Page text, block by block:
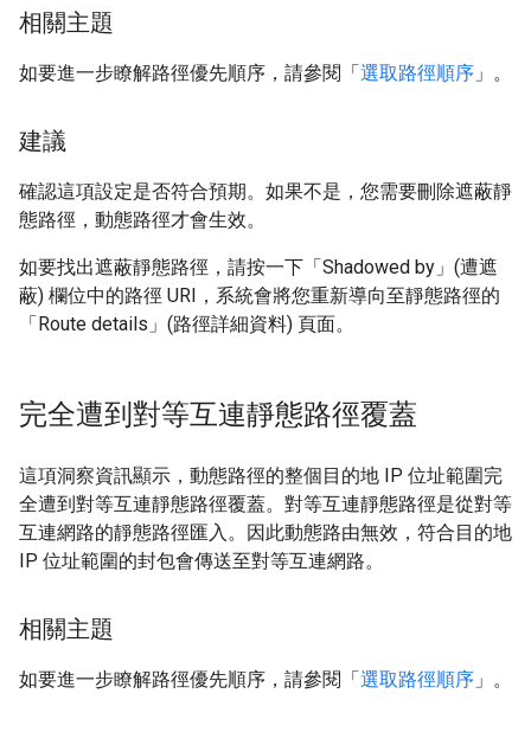
相關主題
如要進一步瞭解路徑優先順序，請參閱「選取路徑順序 」。
建議
確認這項設定是否符合預期。如果不是，您需要刪除遮蔽靜
態路徑，動態路徑才會生效。
如要找出遮蔽靜態路徑，請按一下「Shadowed by」(遭遮
蔽) 欄位中的路徑 URI，系統會將您重新導向至靜態路徑的
「Route details」(路徑詳細資料) 頁面。
完全遭到對等互連靜態路徑覆蓋
這項洞察資訊顯示，動態路徑的整個目的地 IP 位址範圍完
全遭到對等互連靜態路徑覆蓋。對等互連靜態路徑是從對等
互連網路的靜態路徑匯入。因此動態路由無效，符合目的地
IP 位址範圍的封包會傳送至對等互連網路。
相關主題
如要進一步瞭解路徑優先順序，請參閱「選取路徑順序 」。